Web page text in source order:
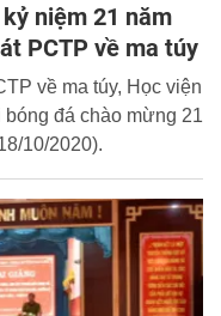
niệm 21 năm
PCTP về ma túy
về ma túy, Học viện
đá chào mừng 21
10/2020).